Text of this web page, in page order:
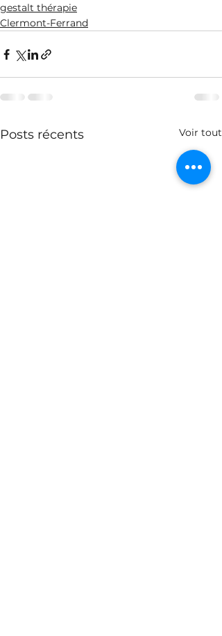
gestalt thérapie
Clermont-Ferrand
Posts récents Voir tout